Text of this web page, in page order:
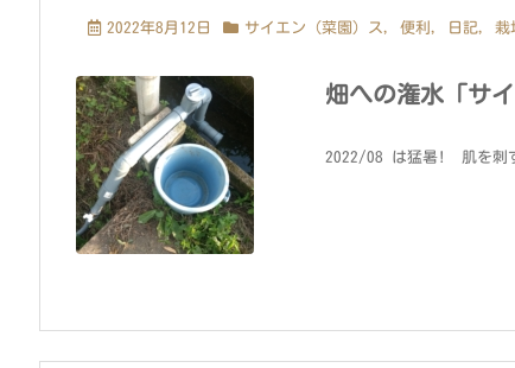
2022年8月12日 サイエン（菜園）ス, 便利 , 日記, 栽
畑への潅水「サ
2022/08 は猛暑! 肌を刺